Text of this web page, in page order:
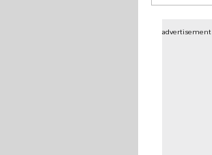
advertisement